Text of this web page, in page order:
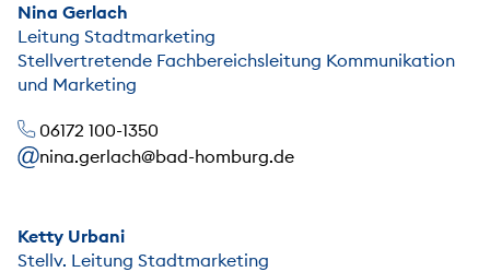
Nina Gerlach
Leitung Stadtmarketing
Stellvertretende Fachbereichsleitung Kommunikation
und Marketing
06172 100-1350
nina.gerlach@bad-homburg.de
Ketty Urbani
Stellv. Leitung Stadtmarketing